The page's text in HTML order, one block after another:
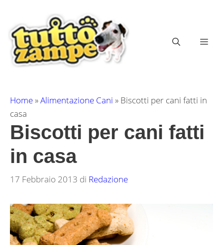
contenuto
Home»Alimentazione Cani » Biscotti per cani fatti in
casa
Biscotti per cani fatti
in casa
17 Febbraio 2013 di Redazione